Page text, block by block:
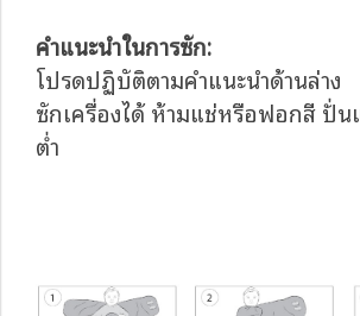
คำแนะนำในการซัก:
โปรดปฏิบัติตามคำแนะนำด้านล่าง
ซักเครื่องได้ ห้ามแช่หรือฟอกสี
ต่ำ